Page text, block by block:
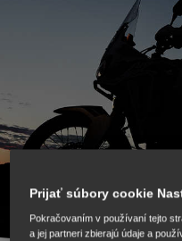
Prijať súbory cookie
Pokračovaním v používaní tejto
a jej partneri zbierajú údaje a